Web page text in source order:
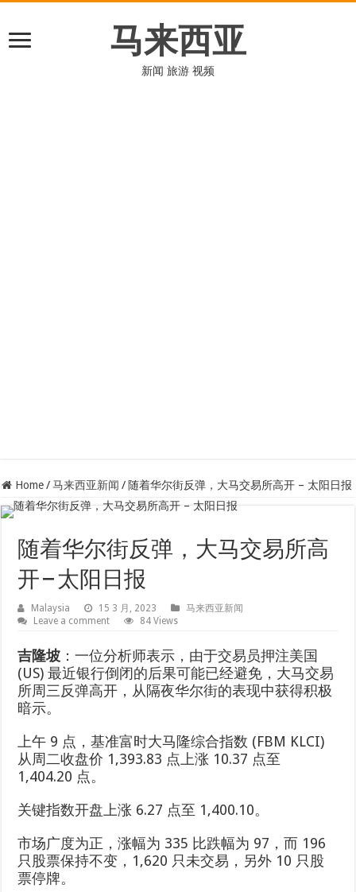
马来西亚
新闻 旅游 视频
Home / 马来西亚新闻 / 随着华尔街反弹，大马交易所高开 – 太阳日报
随着华尔街反弹，大马交易所高
开 – 太阳日报
Malaysia 15 3 月, 2023
马来西亚新闻
Leave a comment
84 Views
吉隆坡 ：一位分析师表示，由于交易员押注美国
(US) 最近银行倒闭的后果可能已经避免，大马交易
所周三反弹高开，从隔夜华尔街的表现中获得积极
暗示。
上午 9 点，基准富时大马隆综合指数 (FBM KLCI)
从周二收盘价 1,393.83 点上涨 10.37 点至
1,404.20 点。
关键指数开盘上涨 6.27 点至 1,400.10。
市场广度为正，涨幅为 335 比跌幅为 97，而 196
只股票保持不变，1,620 只未交易，另外 10 只股
票停牌。